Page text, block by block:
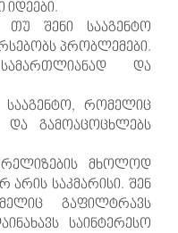
შენი სააგენტო
პრობლემები.
და
რომელიც
და გამოაცოცხლებს
მხოლოდ
არის საკმარისი. შენ
გაფილტრავს
საინტერესო